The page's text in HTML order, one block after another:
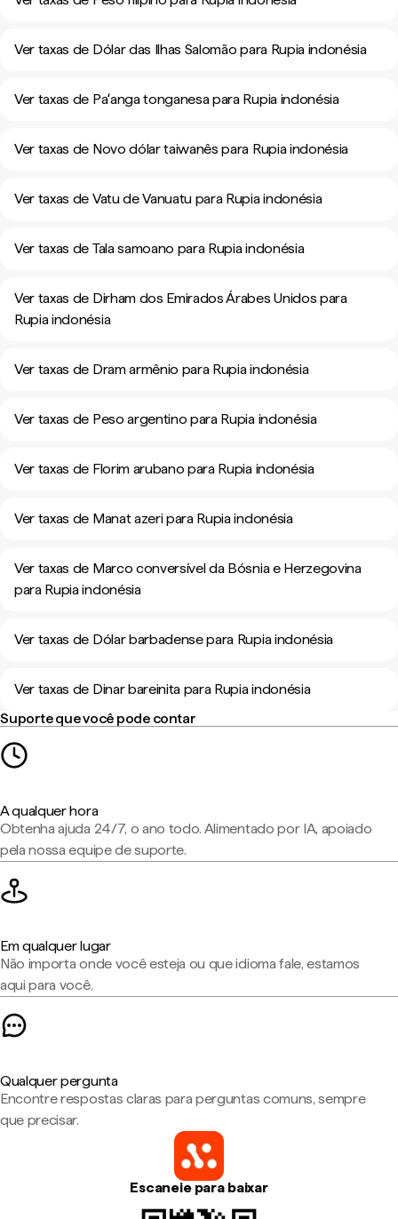
Ver taxas de Dólar das Ilhas Salomão para Rupia indonésia
Ver taxas de Paʻanga tonganesa para Rupia indonésia
Ver taxas de Novo dólar taiwanês para Rupia indonésia
Ver taxas de Vatu de Vanuatu para Rupia indonésia
Ver taxas de Tala samoano para Rupia indonésia
Ver taxas de Dirham dos Emirados Árabes Unidos para
Rupia indonésia
Ver taxas de Dram armênio para Rupia indonésia
Ver taxas de Peso argentino para Rupia indonésia
Ver taxas de Florim arubano para Rupia indonésia
Ver taxas de Manat azeri para Rupia indonésia
Ver taxas de Marco conversível da Bósnia e Herzegovina
para Rupia indonésia
Ver taxas de Dólar barbadense para Rupia indonésia
Ver taxas de Dinar bareinita para Rupia indonésia
Suporte que você pode contar
A qualquer hora
Obtenha ajuda 24/7, o ano todo. Alimentado por IA, apoiado
pela nossa equipe de suporte.
Em qualquer lugar
Não importa onde você esteja ou que idioma fale, estamos
aqui para você.
Qualquer pergunta
Encontre respostas claras para perguntas comuns, sempre
que precisar.
Escaneie para baixar